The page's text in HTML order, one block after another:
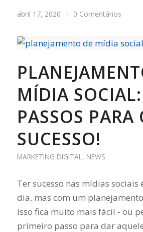
abril 17, 2020 / 0 Comentários
MÍDIA
PASSOS PARA
SUCESSO!
MARKETING DIGITAL , NEWS
Ter sucesso nas mídias sociais
dia, mas com um
isso fica muito mais fácil - ou
primeiro passo para dar